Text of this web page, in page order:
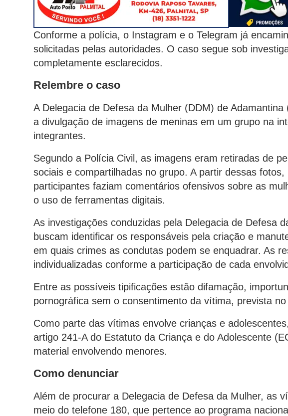
Conforme a polícia, o Instagram e o Telegram já
solicitadas pelas autoridades. O caso segue sob
completamente esclarecidos.
Relembre o caso
A Delegacia de Defesa da Mulher (DDM) de
a divulgação de imagens de meninas em um grupo na
integrantes.
Segundo a Polícia Civil, as imagens eram retiradas de
sociais e compartilhadas no grupo. A partir dessas
participantes faziam comentários ofensivos sobre as
o uso de ferramentas digitais.
As investigações conduzidas pela Delegacia de Defesa
buscam identificar os responsáveis pela criação e
em quais crimes as condutas podem se enquadrar. As
individualizadas conforme a participação de cada
Entre as possíveis tipificações estão difamação,
pornográfica sem o consentimento da vítima, prevista
Como parte das vítimas envolve crianças e
artigo 241-A do Estatuto da Criança e do Adolescente
material envolvendo menores.
Como denunciar
Além de procurar a Delegacia de Defesa da Mulher, as
meio do telefone 180, que pertence ao programa